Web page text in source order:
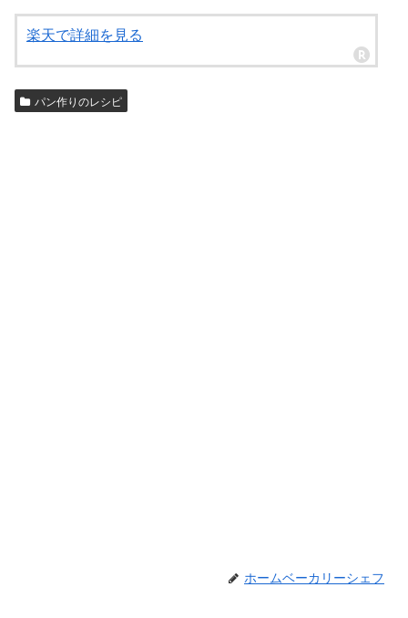
楽天で詳細を見る
パン作りのレシピ
ホームベーカリーシェフ